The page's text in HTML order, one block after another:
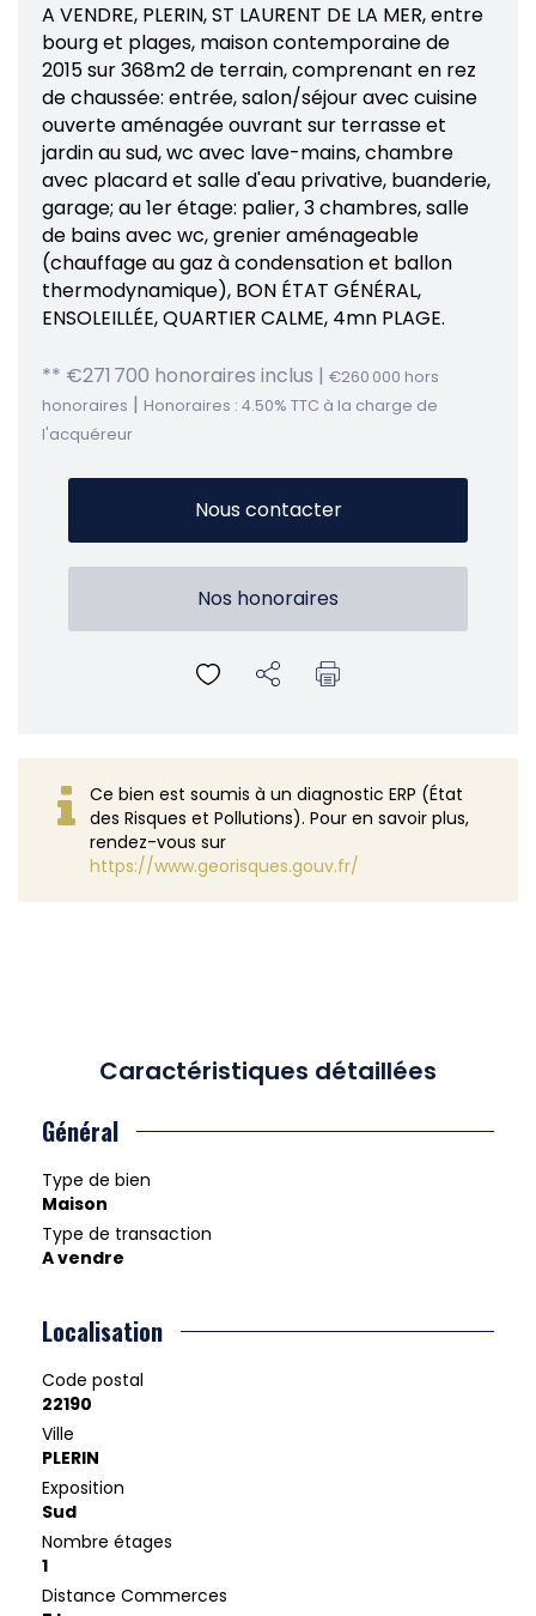
A VENDRE, PLERIN, ST LAURENT DE LA MER, entre
bourg et plages, maison contemporaine de
2015 sur 368m2 de terrain, comprenant en rez
de chaussée: entrée, salon/séjour avec cuisine
ouverte aménagée ouvrant sur terrasse et
jardin au sud, wc avec lave-mains, chambre
avec placard et salle d'eau privative, buanderie,
garage; au 1er étage: palier, 3 chambres, salle
de bains avec wc, grenier aménageable
(chauffage au gaz à condensation et ballon
thermodynamique), BON ÉTAT GÉNÉRAL,
ENSOLEILLÉE, QUARTIER CALME, 4mn PLAGE.
** €271 700 honoraires inclus | €260 000 hors
honoraires | Honoraires : 4.50% TTC à la charge de
l'acquéreur
Nous contacter
Nos honoraires
Ce bien est soumis à un diagnostic ERP (État
des Risques et Pollutions). Pour en savoir plus,
rendez-vous sur
https://www.georisques.gouv.fr/
Caractéristiques détaillées
Général
Type de bien
Maison
Type de transaction
A vendre
Localisation
Code postal
22190
Ville
PLERIN
Exposition
Sud
Nombre étages
1
Distance Commerces